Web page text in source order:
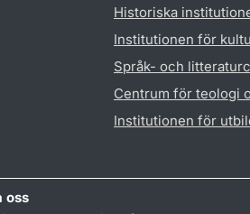
Historiska
Institutionen för
Språk- och
Centrum för teologi
Institutionen för
oss